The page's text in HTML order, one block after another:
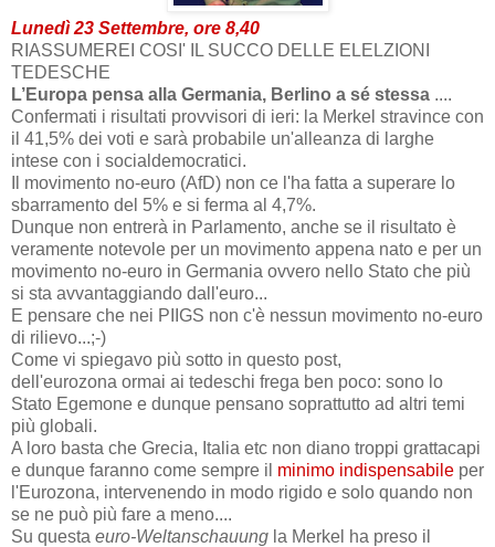
Lunedì 23 Settembre, ore 8,40
RIASSUMEREI COSI' IL SUCCO DELLE ELELZIONI
TEDESCHE
L’Europa pensa alla Germania, Berlino a sé stessa ....
Confermati i risultati provvisori di ieri: la Merkel stravince con
il 41,5% dei voti e sarà probabile un'alleanza di larghe
intese con i socialdemocratici.
Il movimento no-euro (AfD) non ce l'ha fatta a superare lo
sbarramento del 5% e si ferma al 4,7%.
Dunque non entrerà in Parlamento, anche se il risultato è
veramente notevole per un movimento appena nato e per un
movimento no-euro in Germania ovvero nello Stato che più
si sta avvantaggiando dall'euro...
E pensare che nei PIIGS non c'è nessun movimento no-euro
di rilievo...;-)
Come vi spiegavo più sotto in questo post,
dell'eurozona ormai ai tedeschi frega ben poco: sono lo
Stato Egemone e dunque pensano soprattutto ad altri temi
più globali.
A loro basta che Grecia, Italia etc non diano troppi grattacapi
e dunque faranno come sempre il minimo indispensabile per
l'Eurozona, intervenendo in modo rigido e solo quando non
se ne può più fare a meno....
Su questa euro-Weltanschauung la Merkel ha preso il